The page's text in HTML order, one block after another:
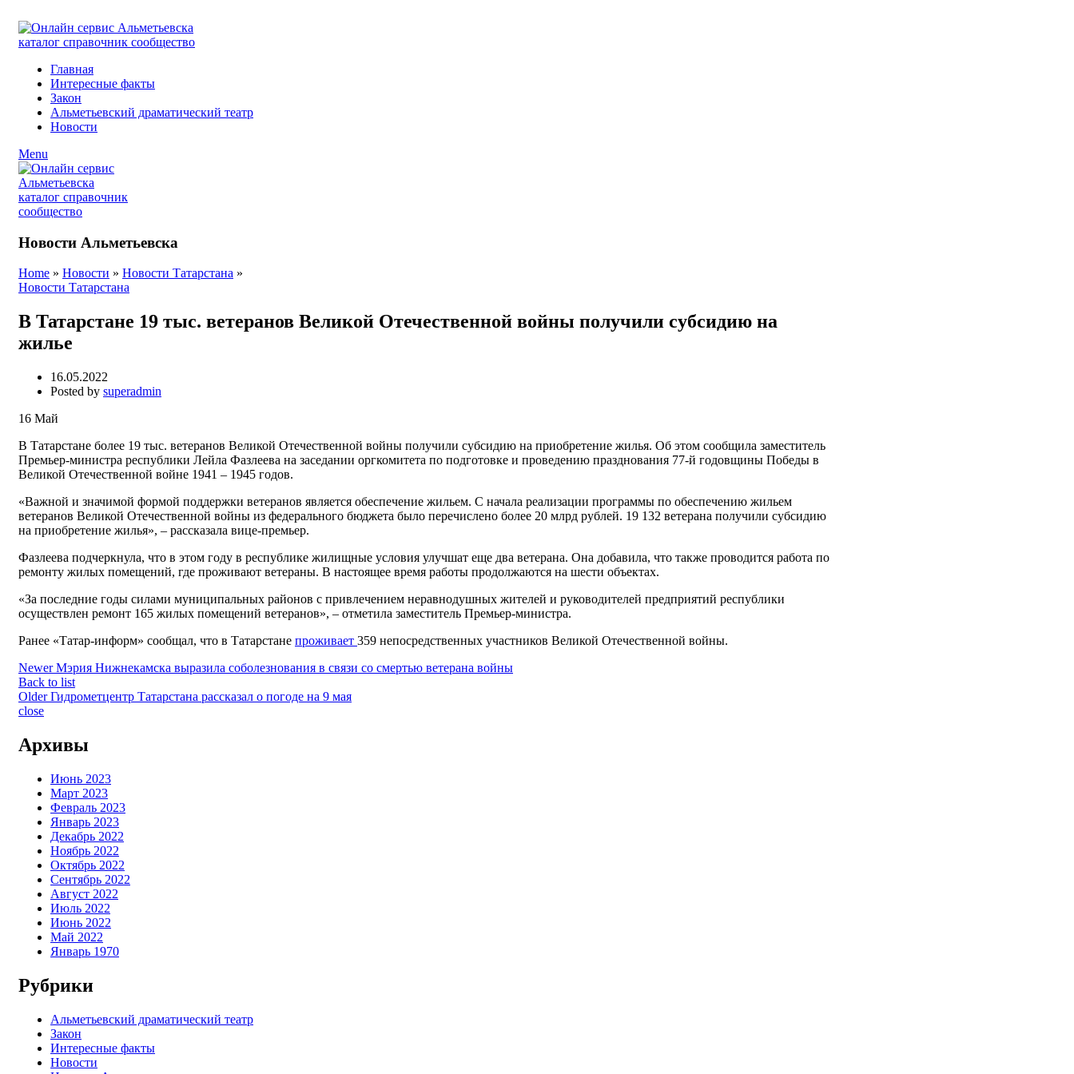
Главная
Интересные факты
Закон
Альметьевский драматический театр
Новости
Menu
Новости Альметьевска
Home » Новости » Новости Татарстана »
Новости Татарстана
В Татарстане 19 тыс. ветеранов Великой Отечественной войны получили субсидию на
жилье
16.05.2022
Posted by superadmin
16 Май
В Татарстане более 19 тыс. ветеранов Великой Отечественной войны получили субсидию на приобретение жилья. Об этом сообщила заместитель
Премьер-министра республики Лейла Фазлеева на заседании оргкомитета по подготовке и проведению празднования 77-й годовщины Победы в
Великой Отечественной войне 1941 – 1945 годов.
«Важной и значимой формой поддержки ветеранов является обеспечение жильем. С начала реализации программы по обеспечению жильем
ветеранов Великой Отечественной войны из федерального бюджета было перечислено более 20 млрд рублей. 19 132 ветерана получили субсидию
на приобретение жилья», – рассказала вице-премьер.
Фазлеева подчеркнула, что в этом году в республике жилищные условия улучшат еще два ветерана. Она добавила, что также проводится работа по
ремонту жилых помещений, где проживают ветераны. В настоящее время работы продолжаются на шести объектах.
«За последние годы силами муниципальных районов с привлечением неравнодушных жителей и руководителей предприятий республики
осуществлен ремонт 165 жилых помещений ветеранов», – отметила заместитель Премьер-министра.
Ранее «Татар-информ» сообщал, что в Татарстане проживает 359 непосредственных участников Великой Отечественной войны.
Newer Мэрия Нижнекамска выразила соболезнования в связи со смертью ветерана войны
Back to list
Older Гидрометцентр Татарстана рассказал о погоде на 9 мая
close
Архивы
Июнь 2023
Март 2023
Февраль 2023
Январь 2023
Декабрь 2022
Ноябрь 2022
Октябрь 2022
Сентябрь 2022
Август 2022
Июль 2022
Июнь 2022
Май 2022
Январь 1970
Рубрики
Альметьевский драматический театр
Закон
Интересные факты
Новости